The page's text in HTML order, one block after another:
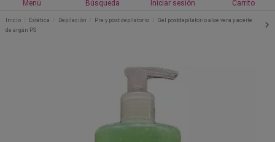
Menú Búsqueda Iniciar sesión Carrito
Inicio Estética Depilación Pre y post depilatorio
Gel postdepilatorio aloe vera y aceite
de argán PS